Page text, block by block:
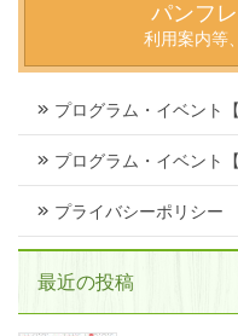
パンフ
利用案内等
プログラム・イベント【
プログラム・イベント【
プライバシーポリシー
最近の投稿